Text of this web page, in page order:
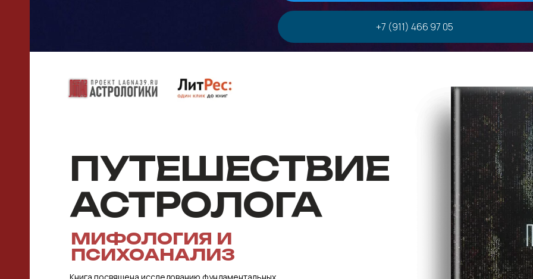
+7 (911) 466 97 05
Книга посвящена исследованию фундаментальных
ПУТЕШЕСТВИЕ
АСТРОЛОГА
МИФОЛОГИЯ И
ПСИХОАНАЛИЗ